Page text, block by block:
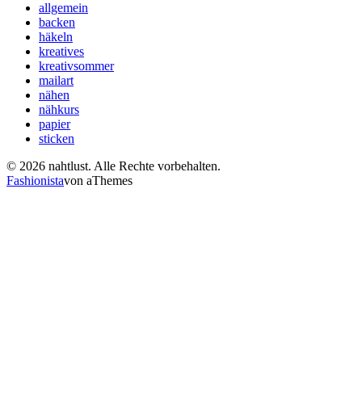
allgemein
backen
häkeln
kreatives
kreativsommer
mailart
nähen
nähkurs
papier
sticken
© 2026 nahtlust. Alle Rechte vorbehalten.
Fashionistavon aThemes